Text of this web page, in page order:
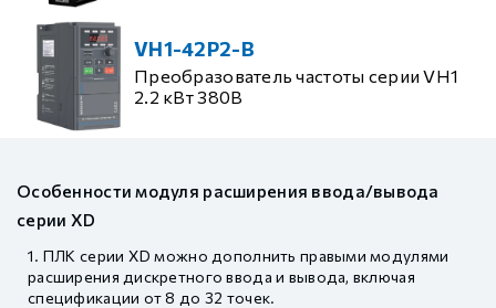
VH1-42P2-B
Преобразователь частоты серии VH1
2.2 кВт 380В
Особенности модуля расширения ввода/вывода
серии XD
ПЛК серии XD можно дополнить правыми модулями
расширения дискретного ввода и вывода, включая
спецификации от 8 до 32 точек.